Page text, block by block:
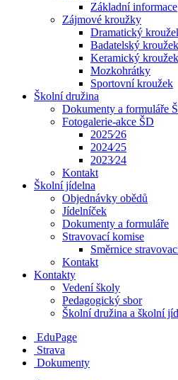
Základní informace
Zájmové kroužky
Dramatický
Badatelský kroužek
Keramický kroužek
Mozkohrátky
Sportovní kroužek
Školní družina
Dokumenty a formuláře
Fotogalerie-akce ŠD
2025⁄26
2024⁄25
2023⁄24
Kontakt
Školní jídelna
Objednávky obědů
Jídelníček
Dokumenty a formuláře
Stravovací komise
Směrnice
Kontakt
Kontakty
Vedení školy
Pedagogický sbor
Školní družina a školní
EduPage
Strava
Dokumenty